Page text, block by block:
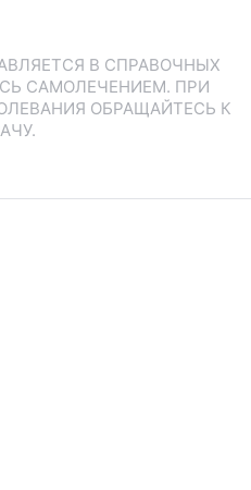
В СПРАВОЧНЫХ
САМОЛЕЧЕНИЕМ. ПРИ
ОБРАЩАЙТЕСЬ К